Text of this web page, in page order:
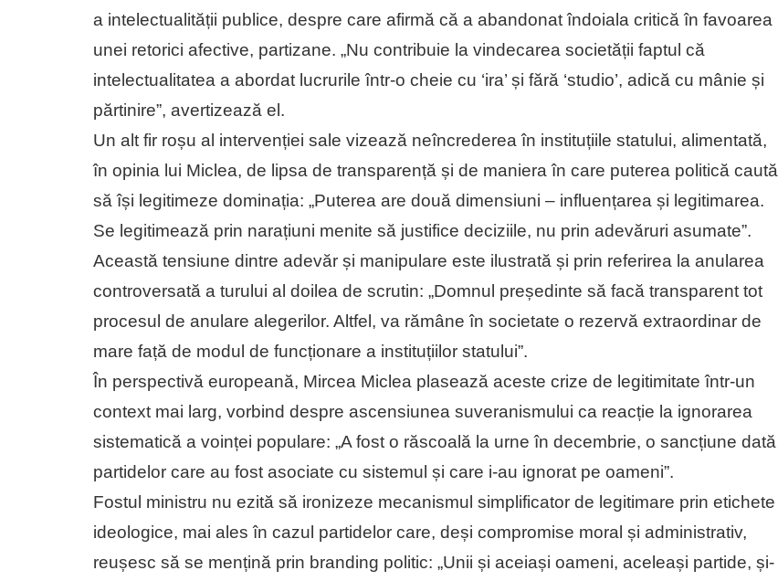
a intelectualității publice, despre care afirmă că a abandonat îndoiala critică în favoarea
unei retorici afective, partizane. „Nu contribuie la vindecarea societății faptul că
intelectualitatea a abordat lucrurile într-o cheie cu ‘ira’ și fără ‘studio’, adică cu mânie și
părtinire”, avertizează el.
Un alt fir roșu al intervenției sale vizează neîncrederea în instituțiile statului, alimentată,
în opinia lui Miclea, de lipsa de transparență și de maniera în care puterea politică caută
să își legitimeze dominația: „Puterea are două dimensiuni – influențarea și legitimarea.
Se legitimează prin narațiuni menite să justifice deciziile, nu prin adevăruri asumate”.
Această tensiune dintre adevăr și manipulare este ilustrată și prin referirea la anularea
controversată a turului al doilea de scrutin: „Domnul președinte să facă transparent tot
procesul de anulare alegerilor. Altfel, va rămâne în societate o rezervă extraordinar de
mare față de modul de funcționare a instituțiilor statului”.
În perspectivă europeană, Mircea Miclea plasează aceste crize de legitimitate într-un
context mai larg, vorbind despre ascensiunea suveranismului ca reacție la ignorarea
sistematică a voinței populare: „A fost o răscoală la urne în decembrie, o sancțiune dată
partidelor care au fost asociate cu sistemul și care i-au ignorat pe oameni”.
Fostul ministru nu ezită să ironizeze mecanismul simplificator de legitimare prin etichete
ideologice, mai ales în cazul partidelor care, deși compromise moral și administrativ,
reușesc să se mențină prin branding politic: „Unii și aceiași oameni, aceleași partide, și-